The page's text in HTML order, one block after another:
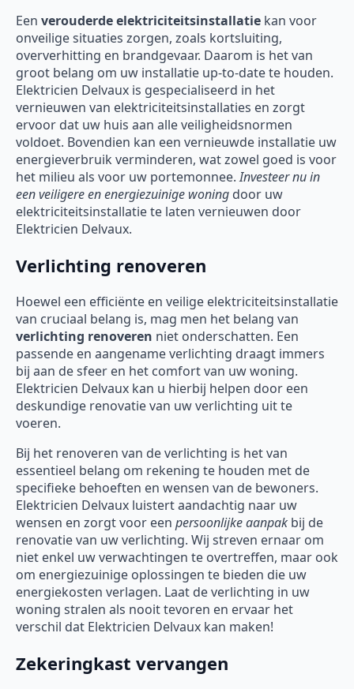
Een verouderde elektriciteitsinstallatie kan voor
onveilige situaties zorgen, zoals kortsluiting,
oververhitting en brandgevaar. Daarom is het van
groot belang om uw installatie up-to-date te houden.
Elektricien Delvaux is gespecialiseerd in het
vernieuwen van elektriciteitsinstallaties en zorgt
ervoor dat uw huis aan alle veiligheidsnormen
voldoet. Bovendien kan een vernieuwde installatie uw
energieverbruik verminderen, wat zowel goed is voor
het milieu als voor uw portemonnee.Investeer nu in
een veiligere en energiezuinige woning door uw
elektriciteitsinstallatie te laten vernieuwen door
Elektricien Delvaux.
Verlichting renoveren
Hoewel een efficiënte en veilige elektriciteitsinstallatie
van cruciaal belang is, mag men het belang van
verlichting renoveren niet onderschatten. Een
passende en aangename verlichting draagt immers
bij aan de sfeer en het comfort van uw woning.
Elektricien Delvaux kan u hierbij helpen door een
deskundige renovatie van uw verlichting uit te
voeren.
Bij het renoveren van de verlichting is het van
essentieel belang om rekening te houden met de
specifieke behoeften en wensen van de bewoners.
Elektricien Delvaux luistert aandachtig naar uw
wensen en zorgt voor een persoonlijke aanpak bij de
renovatie van uw verlichting. Wij streven ernaar om
niet enkel uw verwachtingen te overtreffen, maar ook
om energiezuinige oplossingen te bieden die uw
energiekosten verlagen. Laat de verlichting in uw
woning stralen als nooit tevoren en ervaar het
verschil dat Elektricien Delvaux kan maken!
Zekeringkast vervangen